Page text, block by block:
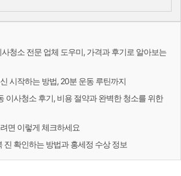
청소 전문 업체 도우미, 가격과 후기로 알아보는
시작하는 방법, 20분 운동 루틴까지
이사청소 후기, 비용 절약과 완벽한 청소를 위한
면 이렇게 체크하세요
진 확인하는 방법과 홍세정 수상 정보